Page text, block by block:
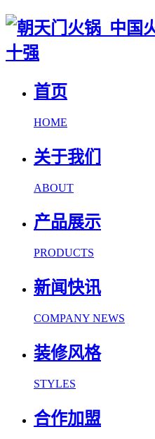
首页
HOME
关于我们
ABOUT
产品展示
PRODUCTS
新闻快讯
COMPANY NEWS
装修风格
STYLES
合作加盟